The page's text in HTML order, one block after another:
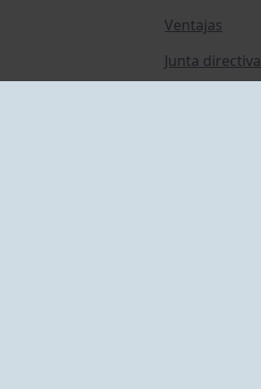
Ventajas
Junta directiva